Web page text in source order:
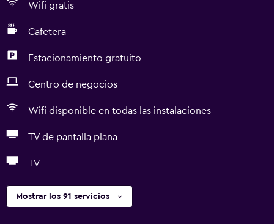
Wifi gratis
Cafetera
Estacionamiento gratuito
Centro de negocios
Wifi disponible en todas las instalaciones
TV de pantalla plana
TV
Mostrar los 91 servicios